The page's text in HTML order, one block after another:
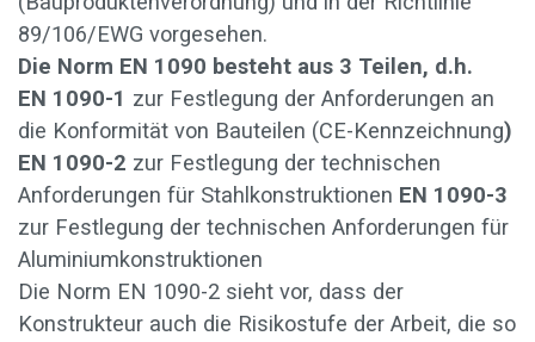
89/106/EWG vorgesehen.
Die Norm EN 1090 besteht aus 3 Teilen, d.h.
EN 1090-1 zur Festlegung der Anforderungen an
die Konformität von Bauteilen (CE-Kennzeichnung)
EN 1090-2 zur Festlegung der technischen
Anforderungen für Stahlkonstruktionen EN 1090-3
zur Festlegung der technischen Anforderungen für
Aluminiumkonstruktionen
Die Norm EN 1090-2 sieht vor, dass der
Konstrukteur auch die Risikostufe der Arbeit, die so